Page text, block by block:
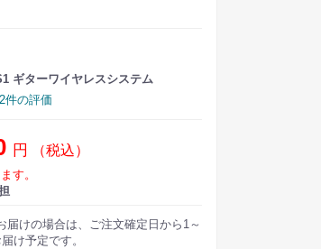
ギターワイヤレスシステム
の評価
円 （税込）
す。
届けの場合は、ご注文確定日から1～
け予定です。